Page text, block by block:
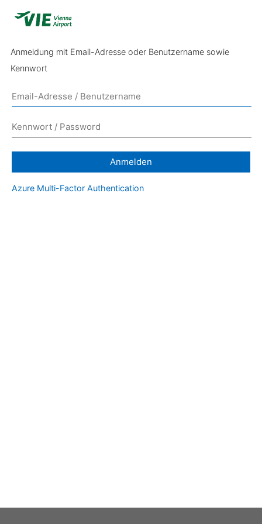
Anmeldung mit Email-Adresse oder Benutzername sowie
Kennwort
Anmelden
Azure Multi-Factor Authentication